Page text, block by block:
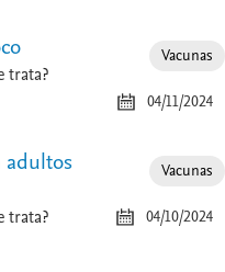
Vacunas
04/11/2024
trata?
Vacunas
04/10/2024
adultos
trata?